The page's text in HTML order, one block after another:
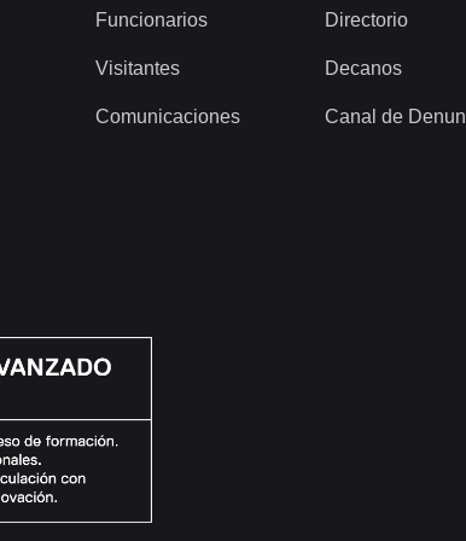
Funcionarios
Visitantes
Comunicaciones
Directorio
Decanos
Canal de